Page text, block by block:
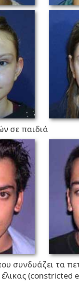
σε παιδιά
συνδυάζει τα
(constricted